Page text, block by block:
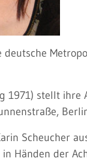
1971) stellt
Scheucher
Händen der